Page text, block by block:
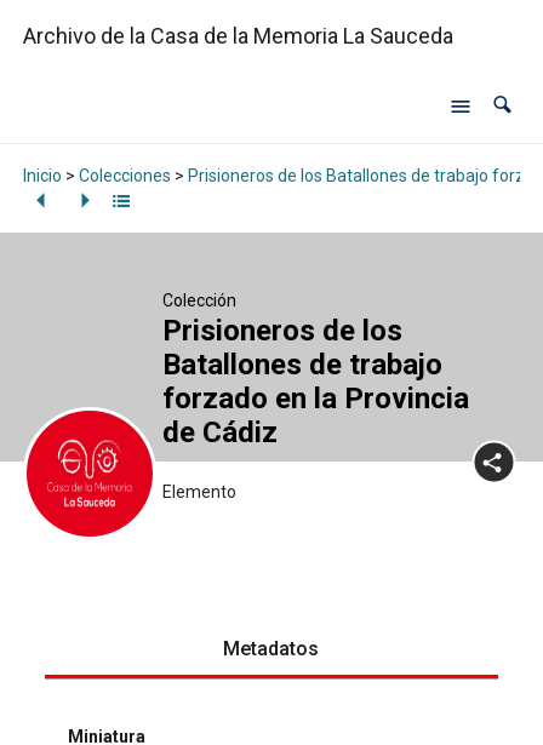
Archivo de la Casa de la Memoria La Sauceda
Inicio > Colecciones > Prisioneros de los Batallones de trabajo
Colección
Prisioneros de los
Batallones de trabajo
forzado en la Provincia
de Cádiz
Elemento
Metadatos
Miniatura